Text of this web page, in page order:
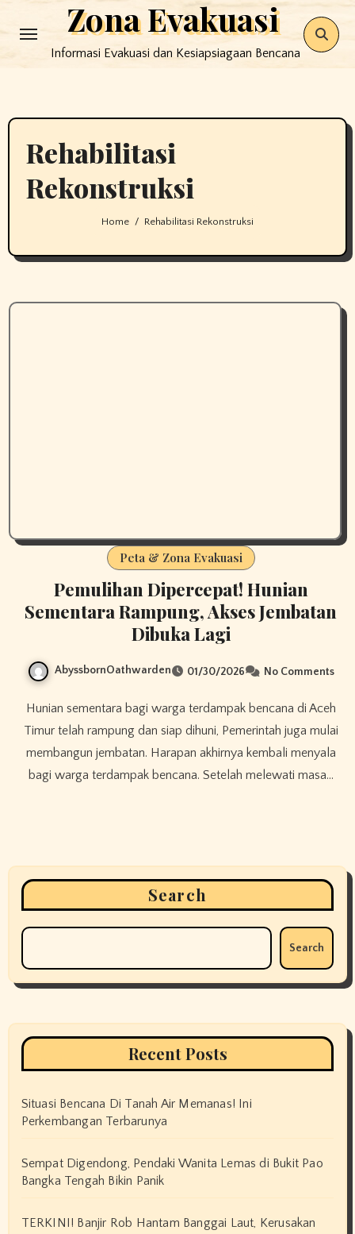
to
Zona Evakuasi
Informasi Evakuasi dan Kesiapsiagaan Bencana
Rehabilitasi
Rekonstruksi
Home Rehabilitasi Rekonstruksi
Peta & Zona Evakuasi
Pemulihan Dipercepat! Hunian
Sementara Rampung, Akses Jembatan
Dibuka Lagi
AbyssbornOathwarden 01/30/2026 No Comments
Hunian sementara bagi warga terdampak bencana di Aceh
Timur telah rampung dan siap dihuni, Pemerintah juga mulai
membangun jembatan. Harapan akhirnya kembali menyala
bagi warga terdampak bencana. Setelah melewati masa…
Search
Search
Recent Posts
Situasi Bencana Di Tanah Air Memanas! Ini
Perkembangan Terbarunya
Sempat Digendong, Pendaki Wanita Lemas di Bukit Pao
Bangka Tengah Bikin Panik
TERKINI! Banjir Rob Hantam Banggai Laut, Kerusakan